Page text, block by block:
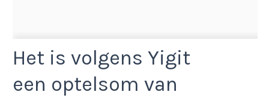
Het is volgens Yigit
een optelsom van